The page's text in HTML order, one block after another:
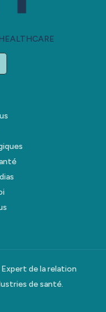
de la relation
de santé.